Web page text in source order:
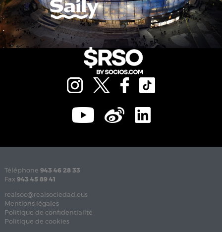
Téléphone 943 46 28 33
Fax 943 45 89 41
realsoc@realsociedad.eus
Mentions légales
Politique de confidentialité
Politique de cookies